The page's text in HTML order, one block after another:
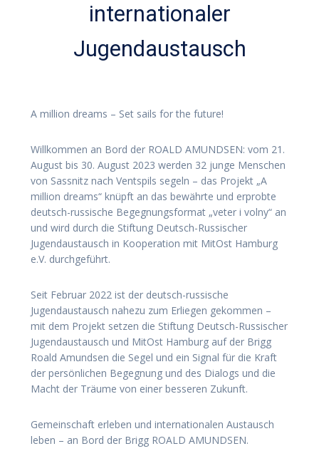
internationaler
Jugendaustausch
A million dreams – Set sails for the future!
Willkommen an Bord der ROALD AMUNDSEN: vom 21.
August bis 30. August 2023 werden 32 junge Menschen
von Sassnitz nach Ventspils segeln – das Projekt „A
million dreams“ knüpft an das bewährte und erprobte
deutsch-russische Begegnungsformat „veter i volny“ an
und wird durch die Stiftung Deutsch-Russischer
Jugendaustausch in Kooperation mit MitOst Hamburg
e.V. durchgeführt.
Seit Februar 2022 ist der deutsch-russische
Jugendaustausch nahezu zum Erliegen gekommen –
mit dem Projekt setzen die Stiftung Deutsch-Russischer
Jugendaustausch und MitOst Hamburg auf der Brigg
Roald Amundsen die Segel und ein Signal für die Kraft
der persönlichen Begegnung und des Dialogs und die
Macht der Träume von einer besseren Zukunft.
Gemeinschaft erleben und internationalen Austausch
leben – an Bord der Brigg ROALD AMUNDSEN.